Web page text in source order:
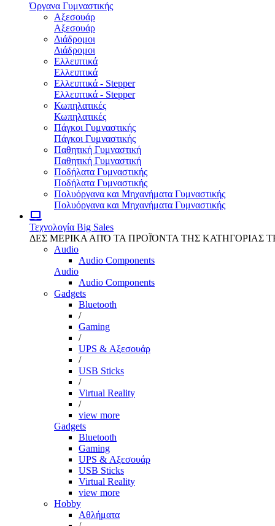
Όργανα Γυμναστικής
Αξεσουάρ
Αξεσουάρ
Διάδρομοι
Διάδρομοι
Ελλειπτικά
Ελλειπτικά
Ελλειπτικά - Stepper
Ελλειπτικά - Stepper
Κωπηλατικές
Κωπηλατικές
Πάγκοι Γυμναστικής
Πάγκοι Γυμναστικής
Παθητική Γυμναστική
Παθητική Γυμναστική
Ποδήλατα Γυμναστικής
Ποδήλατα Γυμναστικής
Πολυόργανα και Μηχανήματα Γυμναστικής
Πολυόργανα και Μηχανήματα Γυμναστικής
Τεχνολογία Big Sales
ΔΕΣ ΜΕΡΙΚΑ ΑΠΌ ΤΑ ΠΡΟΪΌΝΤΑ ΤΗΣ ΚΑΤΗΓΟΡΙΑΣ
Audio
Audio Components
Audio
Audio Components
Gadgets
Bluetooth
/
Gaming
/
UPS & Αξεσουάρ
/
USB Sticks
/
Virtual Reality
/
view more
Gadgets
Bluetooth
Gaming
UPS & Αξεσουάρ
USB Sticks
Virtual Reality
view more
Hobby
Αθλήματα